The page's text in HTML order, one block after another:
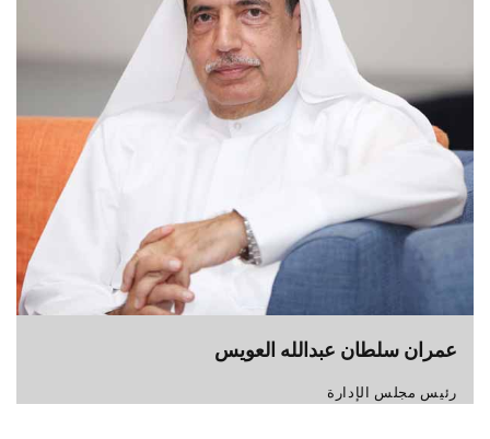
عمران سلطان عبدالله العويس
رئيس مجلس الإدارة